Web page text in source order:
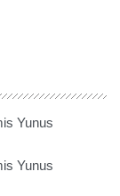
Yunus
Yunus